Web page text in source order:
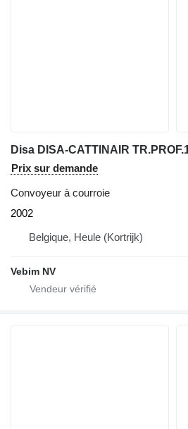
Disa DISA-CATTINAIR
Prix sur demande
Convoyeur à courroie
2002
Belgique, Heule (Kortrijk)
Vebim NV